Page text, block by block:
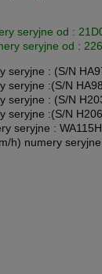
seryjne od :
seryjne od :
seryjne : (S/N
seryjne :(S/N
seryjne : (S/N
seryjne :(S/N
seryjne :
h) numery